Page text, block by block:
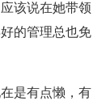
该说在她带领
的管理总也免
是有点懒，有